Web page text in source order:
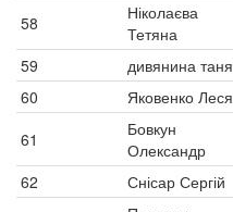
58
Ніколаєва
Тетяна
59
дивянина таня
60
Яковенко Леся
61
Бовкун
Олександр
62
Снісар Сергій